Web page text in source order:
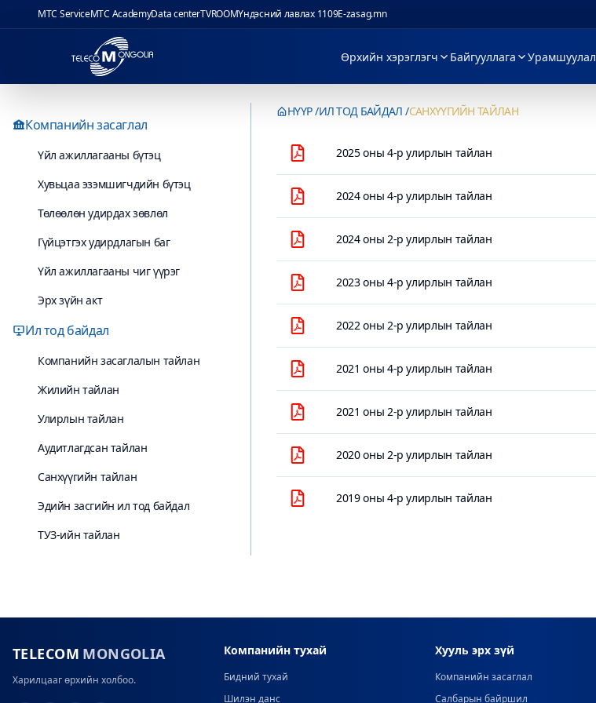
MTC ServiceMTC AcademyData centerTVROOMҮндэсний лавлах 1109E-zasag.mn
Өрхийн хэрэглэгч Байгууллага Урамшуулал
Компанийн засаглал
Үйл ажиллагааны бүтэц
Хувьцаа эзэмшигчдийн бүтэц
Төлөөлөн удирдах зөвлөл
Гүйцэтгэх удирдлагын баг
Үйл ажиллагааны чиг үүрэг
Эрх зүйн акт
Ил тод байдал
Компанийн засаглалын тайлан
Жилийн тайлан
Улирлын тайлан
Аудитлагдсан тайлан
Санхүүгийн тайлан
Эдийн засгийн ил тод байдал
ТУЗ-ийн тайлан
НҮҮР ИЛ ТОД БАЙДАЛ САНХҮҮГИЙН ТАЙЛАН
2025 оны 4-р улирлын тайлан
2024 оны 4-р улирлын тайлан
2024 оны 2-р улирлын тайлан
2023 оны 4-р улирлын тайлан
2022 оны 2-р улирлын тайлан
2021 оны 4-р улирлын тайлан
2021 оны 2-р улирлын тайлан
2020 оны 2-р улирлын тайлан
2019 оны 4-р улирлын тайлан
TELECOM MONGOLIA
Харилцааг өрхийн холбоо.
Компанийн тухай
Бидний тухай
Шилэн данс
Хууль эрх зүй
Компанийн засаглал
Салбарын байршил